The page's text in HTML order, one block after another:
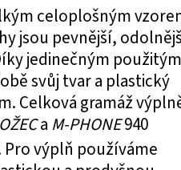
celoplošným
jsou pevnější,
jedinečným použitým
svůj tvar a plastický
Celková gramáž
a M-PHONE940
Pro výplň používáme